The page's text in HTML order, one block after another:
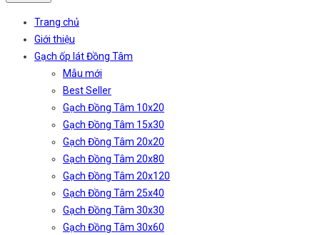
Trang chủ
Giới thiệu
Gạch ốp lát Đồng Tâm
Mẫu mới
Best Seller
Gạch Đồng Tâm 10x20
Gạch Đồng Tâm 15x30
Gạch Đồng Tâm 20x20
Gạch Đồng Tâm 20x80
Gạch Đồng Tâm 20x120
Gạch Đồng Tâm 25x40
Gạch Đồng Tâm 30x30
Gạch Đồng Tâm 30x60